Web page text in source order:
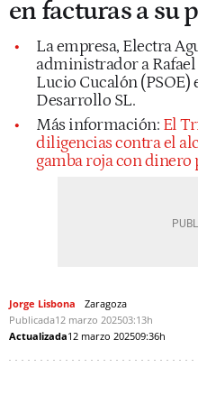
en facturas a su
La empresa, Electra
administrador a
Lucio Cucalón (PSOE)
Desarrollo SL.
Más información: El
diligencias contra el
gamba roja con dinero
Jorge Lisbona
Zaragoza
Publicada12 marzo 202503:13h
Actualizada12 marzo 202509:36h